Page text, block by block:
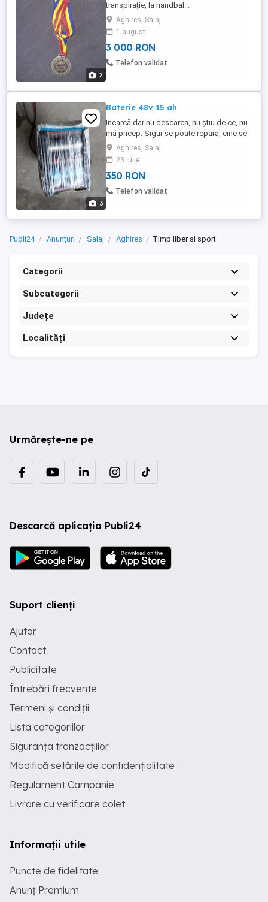
2
transpirație, la handbal...
Aghires, Salaj
1 august
3 000 RON
Telefon validat
3
Baterie 48v 15 ah
Incarcă dar nu descarca, nu știu de ce, nu
mă pricep. Sigur se poate repara, cine se
pricepe. A fost folosită pe o bicicletă
electrică . O vând pentru cine are nevoie pt
o bicicletă sau trotinetă electrică
Aghires, Salaj
23 iulie
350 RON
Telefon validat
Publi24 Anunțuri Salaj Aghires Timp liber si sport
Categorii
Subcategorii
Județe
Localități
Urmărește-ne pe
Descarcă aplicația Publi24
Suport clienți
Ajutor
Contact
Publicitate
Întrebări frecvente
Termeni și condiții
Lista categoriilor
Siguranța tranzacțiilor
Modifică setările de confidențialitate
Regulament Campanie
Livrare cu verificare colet
Informații utile
Puncte de fidelitate
Anunț Premium